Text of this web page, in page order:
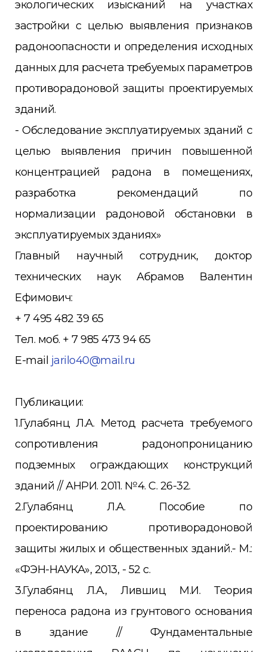
экологических изысканий на участках
застройки с целью выявления признаков
радоноопасности и определения исходных
данных для расчета требуемых параметров
противорадоновой защиты проектируемых
зданий.
- Обследование эксплуатируемых зданий с
целью выявления причин повышенной
концентрацией радона в помещениях,
разработка рекомендаций по
нормализации радоновой обстановки в
эксплуатируемых зданиях»
Главный научный сотрудник, доктор
технических наук Абрамов Валентин
Ефимович:
+ 7 495 482 39 65
Тел. моб. + 7 985 473 94 65
E-mail jarilo40@mail.ru
Публикации:
1.Гулабянц Л.А. Метод расчета требуемого
сопротивления радонопроницанию
подземных ограждающих конструкций
зданий // АНРИ. 2011. №4. С. 26-32.
2.Гулабянц Л.А. Пособие по
проектированию противорадоновой
защиты жилых и общественных зданий.- М.:
«ФЭН-НАУКА», 2013, - 52 с.
3.Гулабянц Л.А., Лившиц М.И. Теория
переноса радона из грунтового основания
в здание // Фундаментальные